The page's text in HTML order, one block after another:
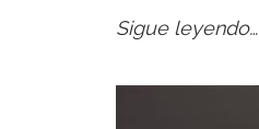
Sigue leyendo…